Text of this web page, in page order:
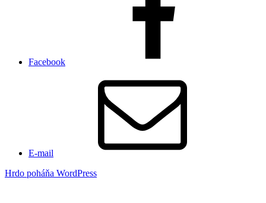
Facebook
E-mail
Hrdo poháňa WordPress